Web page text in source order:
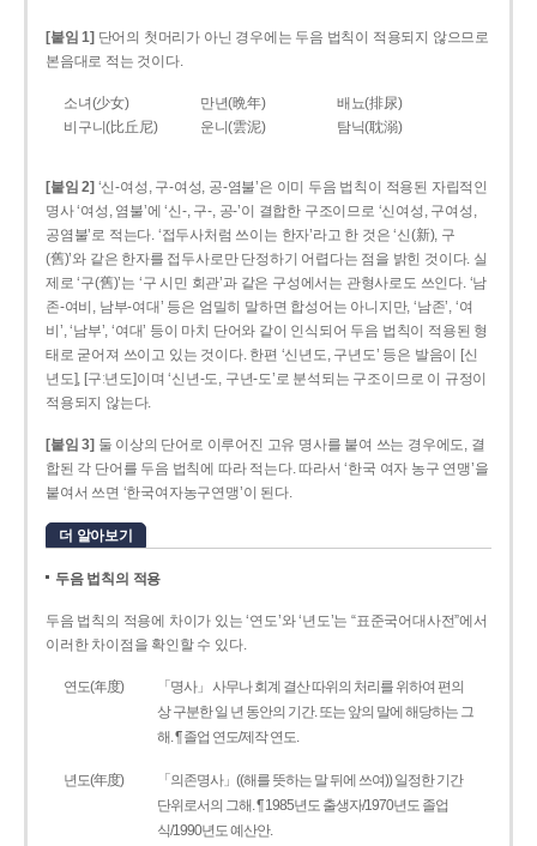
[붙임 1] 단어의 첫머리가 아닌 경우에는 두음 법칙이 적용되지 않으므로
본음대로 적는 것이다.
소녀(少女) 만년(晩年)
배뇨(排尿)
비구니(比丘尼)
운니(雲泥) 탐닉(耽溺)
[붙임 2] ‘신-여성, 구-여성, 공-염불’은 이미 두음 법칙이 적용된 자립적인
명사 ‘여성, 염불’에 ‘신-, 구-, 공-’이 결합한 구조이므로 ‘신여성, 구여성,
공염불’로 적는다. ‘접두사처럼 쓰이는 한자’라고 한 것은 ‘신(新), 구
(舊)’와 같은 한자를 접두사로만 단정하기 어렵다는 점을 밝힌 것이다. 실
제로 ‘구(舊)’는 ‘구 시민 회관’과 같은 구성에서는 관형사로도 쓰인다. ‘남
존­-여비, 남부-­여대’ 등은 엄밀히 말하면 합성어는 아니지만, ‘남존’, ‘여
비’, ‘남부’, ‘여대’ 등이 마치 단어와 같이 인식되어 두음 법칙이 적용된 형
태로 굳어져 쓰이고 있는 것이다. 한편 ‘신년도, 구년도’ 등은 발음이 [신
년도], [구ː년도]이며 ‘신년­-도, 구년-­도’로 분석되는 구조이므로 이 규정이
적용되지 않는다.
[붙임 3] 둘 이상의 단어로 이루어진 고유 명사를 붙여 쓰는 경우에도, 결
합된 각 단어를 두음 법칙에 따라 적는다. 따라서 ‘한국 여자 농구 연맹’을
붙여서 쓰면 ‘한국여자농구연맹’이 된다.
더 알아보기
두음 법칙의 적용
두음 법칙의 적용에 차이가 있는 ‘연도’와 ‘년도’는 “표준국어대사전”에서
이러한 차이점을 확인할 수 있다.
연도(年度)
「명사」 사무나 회계 결산 따위의 처리를 위하여 편의
상 구분한 일 년 동안의 기간. 또는 앞의 말에 해당하는 그
해. ¶ 졸업 연도/제작 연도.
년도(年度)
「의존명사」((해를 뜻하는 말 뒤에 쓰여)) 일정한 기간
단위로서의 그해. ¶ 1985년도 출생자/1970년도 졸업
식/1990년도 예산안.